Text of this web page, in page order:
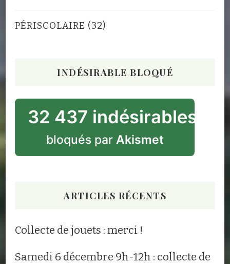
PÉRISCOLAIRE (32)
INDÉSIRABLE BLOQUÉ
32 437 indésirables
bloqués par Akismet
ARTICLES RÉCENTS
Collecte de jouets : merci !
Samedi 6 décembre 9h-12h : collecte de